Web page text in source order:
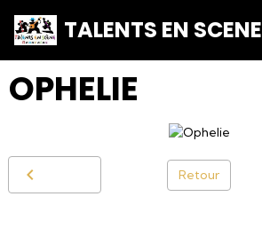
TALENTS EN SCENE
OPHELIE
Retour